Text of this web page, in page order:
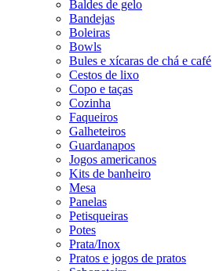
Baldes de gelo
Bandejas
Boleiras
Bowls
Bules e xícaras de chá e café
Cestos de lixo
Copo e taças
Cozinha
Faqueiros
Galheteiros
Guardanapos
Jogos americanos
Kits de banheiro
Mesa
Panelas
Petisqueiras
Potes
Prata/Inox
Pratos e jogos de pratos